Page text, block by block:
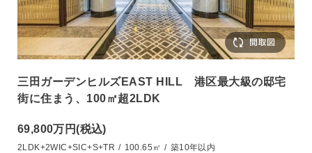
三田ガーデンヒルズEAST HILL 港区最大級の邸宅
街に住まう、100㎡超2LDK
69,800万円(税込)
2LDK+2WIC+SIC+S+TR / 100.65㎡ / 築10年以内